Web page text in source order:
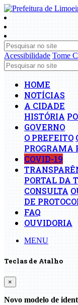
Acessibilidade Tome
HOME
NOTÍCIAS
A CIDADE
HISTÓRIA
GOVERNO
O PREFEITO
PROGRAMA
COVID-19
PORTAL DA
CONSULTA
DE
FAQ
OUVIDORIA
MENU
Teclas de Atalho
×
Novo modelo de